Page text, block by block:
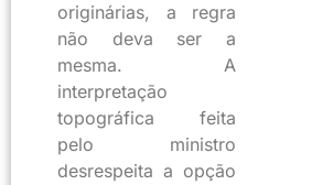
originárias, a regra
não deva ser a
mesma. A
interpretação
topográfica feita
pelo ministro
desrespeita a opção